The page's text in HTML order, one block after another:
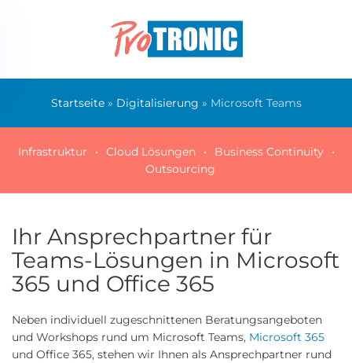
Skip to main content
Startseite» Digitalisierung » Microsoft Teams
Infrastruktur Cloud Lösungen
Business Continuity
Outsourcing
Ihr Ansprechpartner für
Teams-Lösungen in Microsoft
365 und Office 365
Neben individuell zugeschnittenen Beratungsangeboten
und Workshops rund um Microsoft Teams, Microsoft 365
und Office 365, stehen wir Ihnen als Ansprechpartner rund